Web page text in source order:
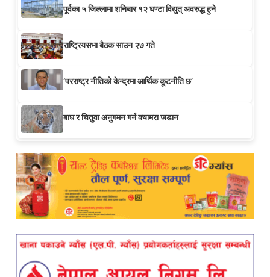
पूर्वका ५ जिल्लामा शनिबार १२ घण्टा विद्युत् अवरुद्ध हुने
राष्ट्रियसभा बैठक साउन २७ गते
‘परराष्ट्र नीतिको केन्द्रमा आर्थिक कूटनीति छ’
बाघ र चितुवा अनुगमन गर्न क्यामरा जडान